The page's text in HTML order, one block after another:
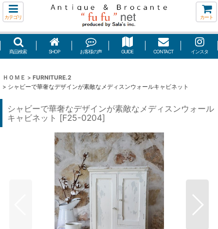
カテゴリ カート
商品検索 SHOP お客様の声 GUIDE CONTACT インスタ
ＨＯＭＥ > FURNITURE.2
> シャビーで華奢なデザインが素敵なメディスンウォールキャビネット
シャビーで華奢なデザインが素敵なメディスンウォール
キャビネット [F25-0204]